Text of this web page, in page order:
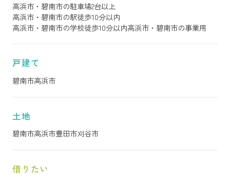
高浜市・碧南市の駐車場2台以上
高浜市・碧南市の駅徒歩10分以内
高浜市・碧南市の学校徒歩10分以内高浜市・碧南市の事業用
戸建て
碧南市高浜市
土地
碧南市高浜市豊田市刈谷市
借りたい